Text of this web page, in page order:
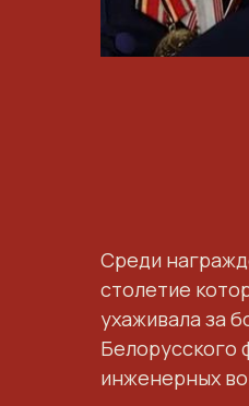
Среди
столетие
ухаживала за
Белорусского
инженерных